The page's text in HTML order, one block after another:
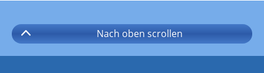
Nach oben scrollen